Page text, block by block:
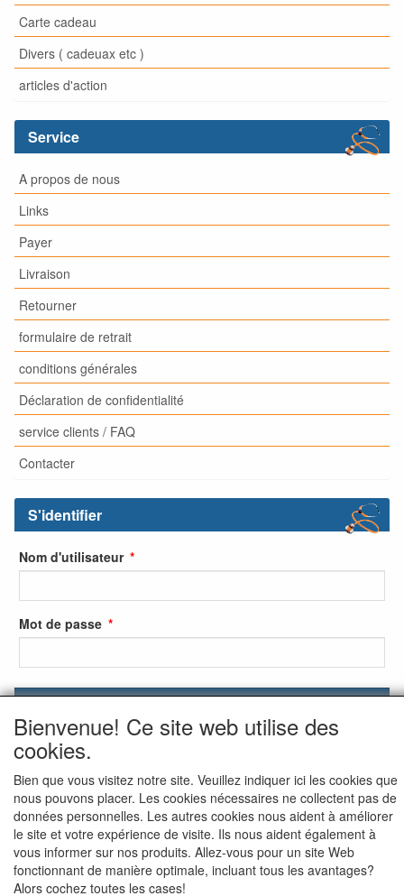
Carte cadeau
Divers ( cadeuax etc )
articles d'action
Service
A propos de nous
Links
Payer
Livraison
Retourner
formulaire de retrait
conditions générales
Déclaration de confidentialité
service clients / FAQ
Contacter
S'identifier
Nom d'utilisateur
Mot de passe
S'identifier
S'inscrire
Bienvenue! Ce site web utilise des
cookies.
Bien que vous visitez notre site. Veuillez indiquer ici les cookies que
nous pouvons placer. Les cookies nécessaires ne collectent pas de
données personnelles. Les autres cookies nous aident à améliorer
le site et votre expérience de visite. Ils nous aident également à
vous informer sur nos produits. Allez-vous pour un site Web
fonctionnant de manière optimale, incluant tous les avantages?
Alors cochez toutes les cases!